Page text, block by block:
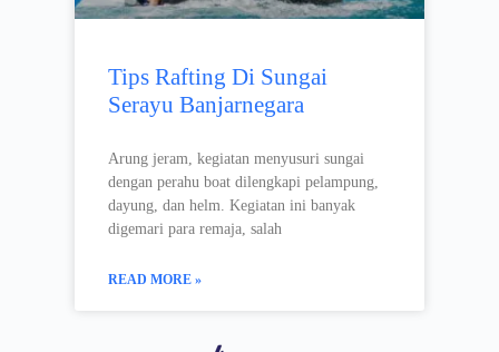
Tips Rafting Di Sungai
Serayu Banjarnegara
Arung jeram, kegiatan menyusuri sungai
dengan perahu boat dilengkapi pelampung,
dayung, dan helm. Kegiatan ini banyak
digemari para remaja, salah
READ MORE »